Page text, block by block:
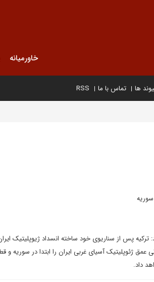
خاورمیانه
ها تماس با ما RSS
ترکیه پس از سناریوی خود ساخته انسداد ژیوپلیتیک
ژئوپلیتیک آسیای غربی ایران را ابتدا در سوریه و
داد.